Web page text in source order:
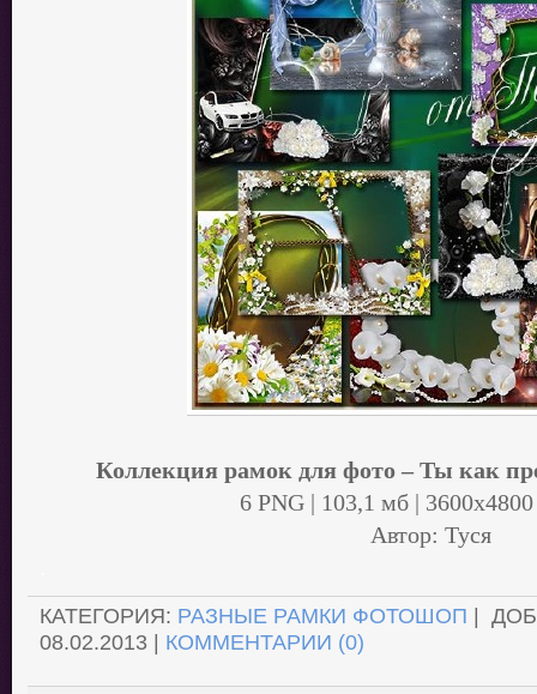
Коллекция рамок для фото – Ты как
6 PNG | 103,1 мб |
Автор: Туся
КАТЕГОРИЯ: РАЗНЫЕ РАМКИ ФОТОШОП |
08.02.2013 | КОММЕНТАРИИ (0)